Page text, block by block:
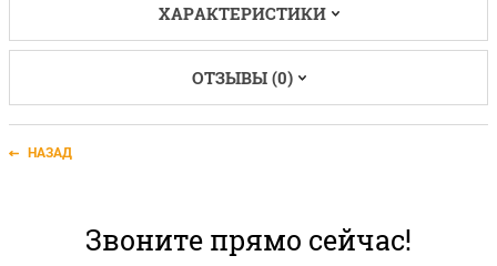
ХАРАКТЕРИСТИКИ
ОТЗЫВЫ (0)
НАЗАД
Звоните прямо сейчас!